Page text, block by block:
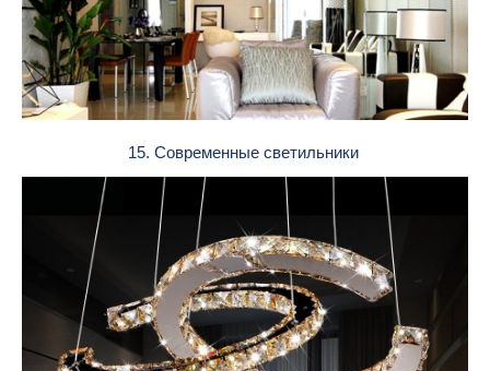
15. Современные светильники